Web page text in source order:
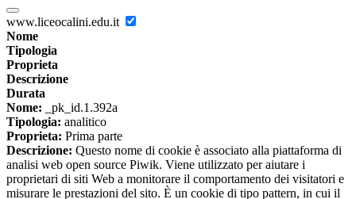
www.liceocalini.edu.it
Nome
Tipologia
Proprieta
Descrizione
Durata
Nome: _pk_id.1.392a
Tipologia: analitico
Proprieta: Prima parte
Descrizione: Questo nome di cookie è associato alla piattaforma di
analisi web open source Piwik. Viene utilizzato per aiutare i
proprietari di siti Web a monitorare il comportamento dei visitatori e
misurare le prestazioni del sito. È un cookie di tipo pattern, in cui il